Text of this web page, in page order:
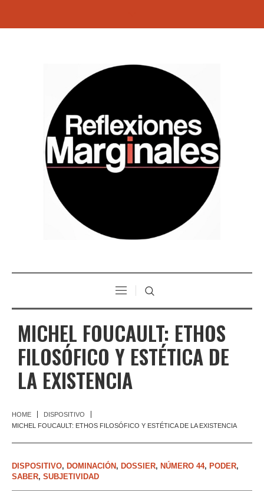
MICHEL FOUCAULT: ETHOS
FILOSÓFICO Y ESTÉTICA DE
LA EXISTENCIA
HOME
DISPOSITIVO
MICHEL FOUCAULT: ETHOS FILOSÓFICO Y ESTÉTICA DE LA EXISTENCIA
DISPOSITIVO, DOMINACIÓN, DOSSIER, NÚMERO 44, PODER,
SABER, SUBJETIVIDAD